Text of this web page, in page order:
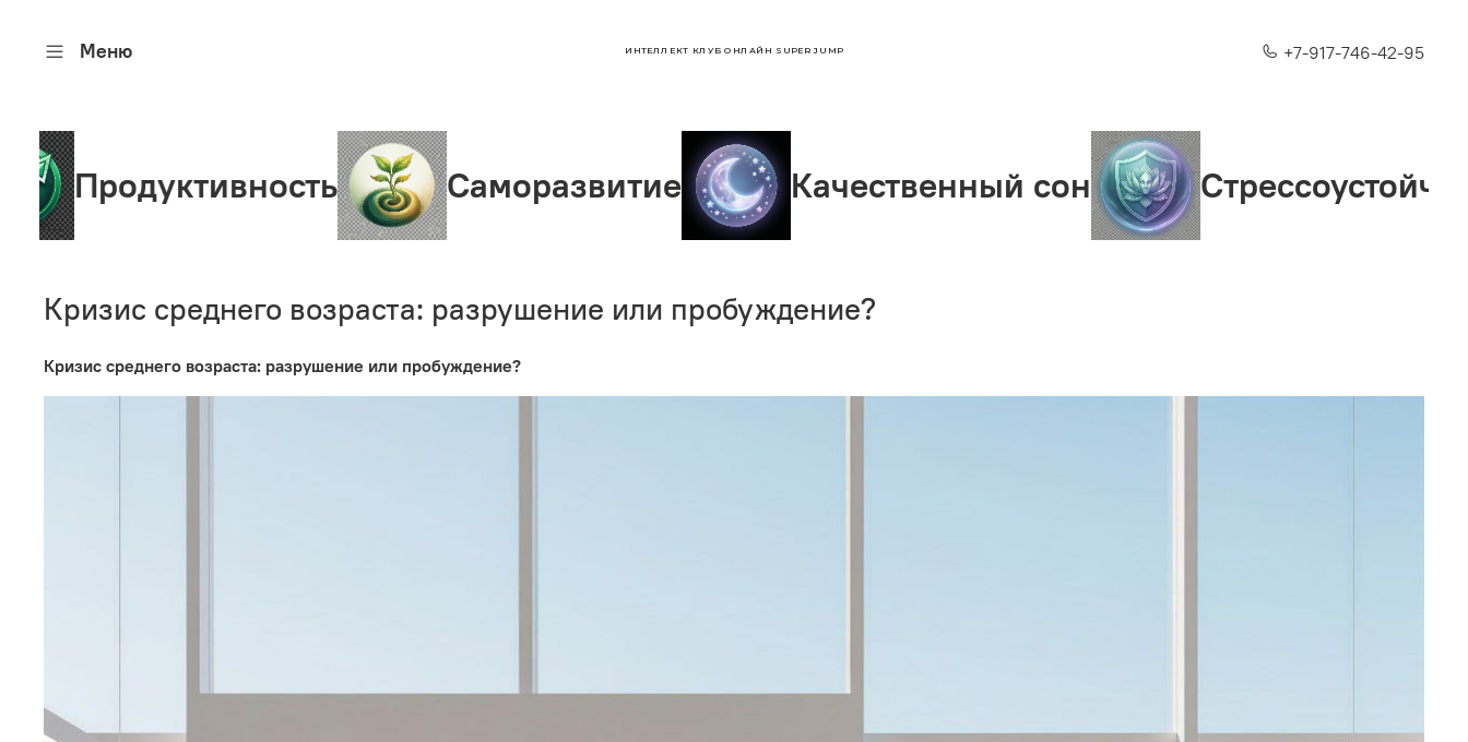
Меню ИНТЕЛЛЕКТ КЛУБ ОНЛАЙН SUPER JUMP +7-917-746-42-95
Саморазвитие Качественный сон Стрессоустойчивость
Кризис среднего возраста: разрушение или пробуждение?
Кризис среднего возраста: разрушение или пробуждение?